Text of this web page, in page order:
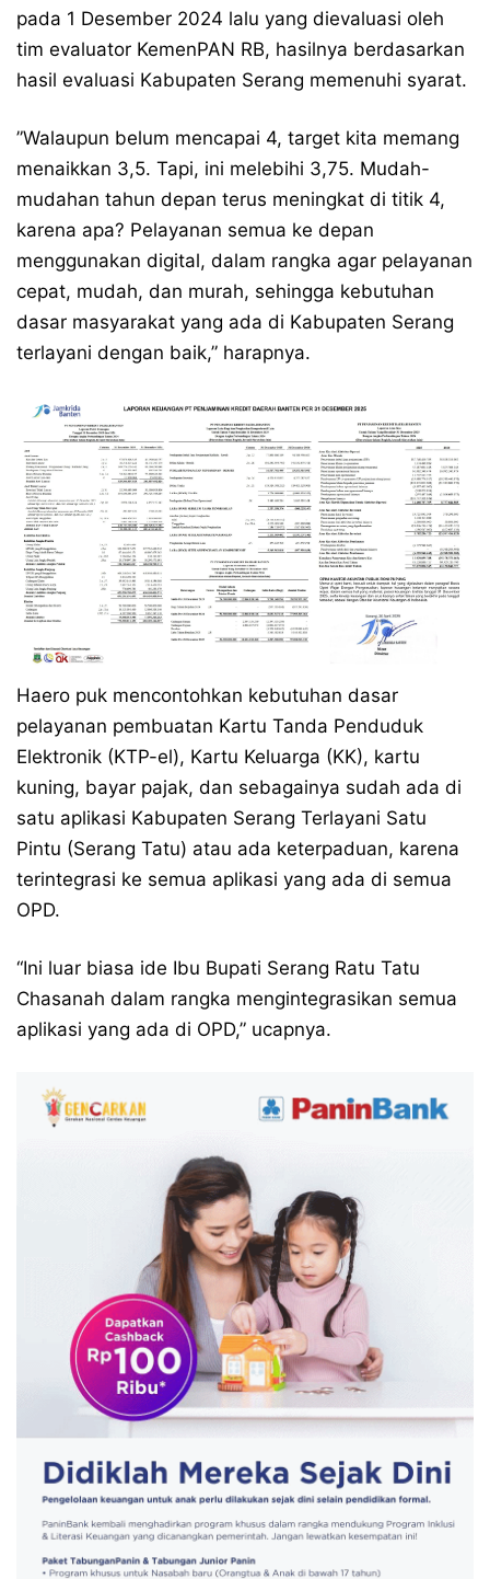
pada 1 Desember 2024 lalu yang dievaluasi oleh
tim evaluator KemenPAN RB, hasilnya berdasarkan
hasil evaluasi Kabupaten Serang memenuhi syarat.
”Walaupun belum mencapai 4, target kita memang
menaikkan 3,5. Tapi, ini melebihi 3,75. Mudah-
mudahan tahun depan terus meningkat di titik 4,
karena apa? Pelayanan semua ke depan
menggunakan digital, dalam rangka agar pelayanan
cepat, mudah, dan murah, sehingga kebutuhan
dasar masyarakat yang ada di Kabupaten Serang
terlayani dengan baik,” harapnya.
Haero puk mencontohkan kebutuhan dasar
pelayanan pembuatan Kartu Tanda Penduduk
Elektronik (KTP-el), Kartu Keluarga (KK), kartu
kuning, bayar pajak, dan sebagainya sudah ada di
satu aplikasi Kabupaten Serang Terlayani Satu
Pintu (Serang Tatu) atau ada keterpaduan, karena
terintegrasi ke semua aplikasi yang ada di semua
OPD.
“Ini luar biasa ide Ibu Bupati Serang Ratu Tatu
Chasanah dalam rangka mengintegrasikan semua
aplikasi yang ada di OPD,” ucapnya.